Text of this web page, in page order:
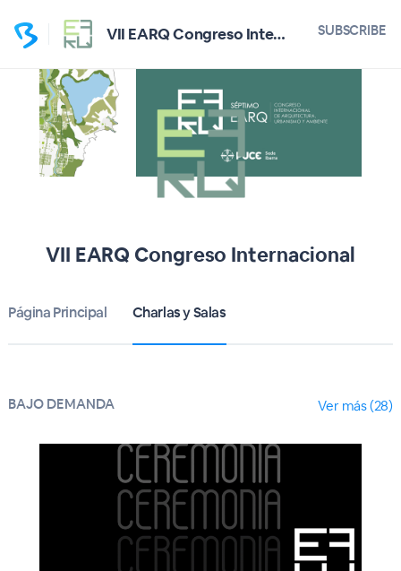
VII EARQ Congreso Internacional SUBSCRIBE
VII EARQ Congreso Internacional
Página Principal Charlas y Salas
BAJO DEMANDA Ver más (28)